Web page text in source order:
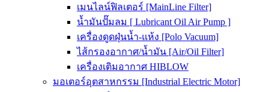
เมนไลน์ฟิลเตอร์ [MainLine Filter]
น้ำมันปั๊มลม [ Lubricant Oil Air Pump ]
เครื่องดูดฝุ่นน้ำ-แห้ง [Polo Vacuum]
ไส้กรองอากาศ/น้ำมัน [Air/Oil Filter]
เครื่องเติมอากาศ HIBLOW
มอเตอร์อุตสาหกรรม [Industrial Electric Motor]